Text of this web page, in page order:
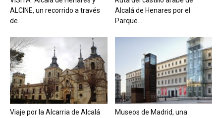
ALCINE, un recorrido a través
de...
Alcalá de Henares por el
Parque...
Viaje por la Alcarria de Alcalá
Museos de Madrid, una